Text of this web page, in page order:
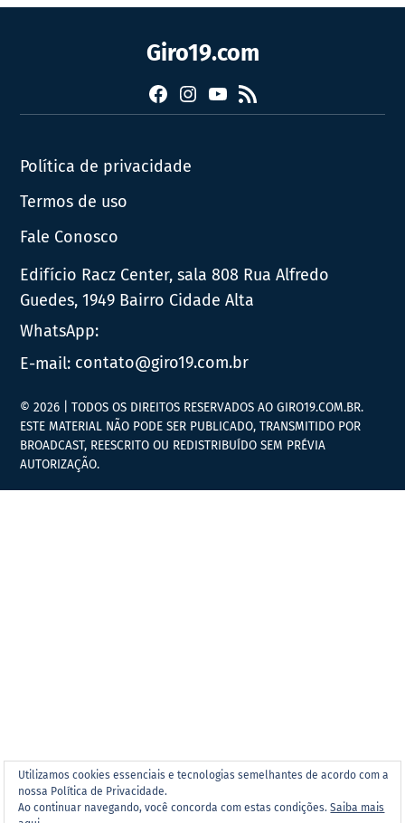
Giro19.com
FacebookInstagram
YouTube
RSS
Política de privacidade
Termos de uso
Fale Conosco
Edifício Racz Center, sala 808 Rua Alfredo
Guedes, 1949 Bairro Cidade Alta
WhatsApp:
E-mail: contato@giro19.com.br
Utilizamos cookies essenciais e tecnologias semelhantes de acordo com a
nossa Política de Privacidade.
Ao continuar navegando, você concorda com estas condições.Saiba mais
© 2026 | TODOS OS DIREITOS RESERVADOS AO GIRO19.COM.BR.
ESTE MATERIAL NÃO PODE SER PUBLICADO, TRANSMITIDO POR
BROADCAST, REESCRITO OU REDISTRIBUÍDO SEM PRÉVIA
AUTORIZAÇÃO.